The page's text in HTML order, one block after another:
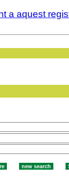
a aquest